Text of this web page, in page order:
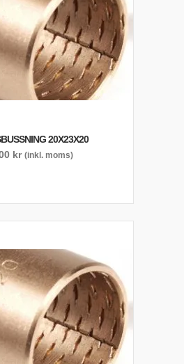
20X23X20
kr (inkl. moms)